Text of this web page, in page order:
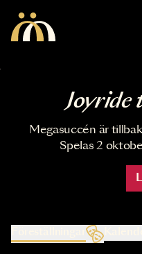
Joyride
Megasuccén är
Spelas 2